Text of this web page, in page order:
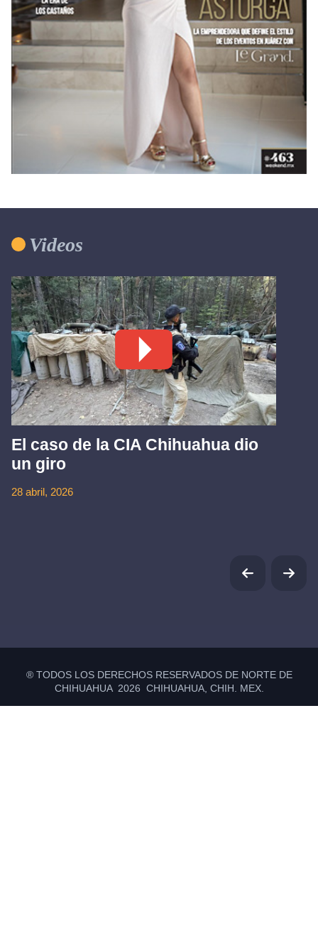
Videos
El caso de la CIA Chihuahua dio
un giro
28 abril, 2026
® TODOS LOS DERECHOS RESERVADOS DE NORTE DE
CHIHUAHUA 2026 CHIHUAHUA, CHIH. MEX.